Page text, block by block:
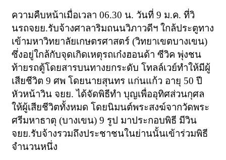
ความคืบหน้าเมื่อเวลา 06.30 น. วันที่ 9 ม.ค. ที่วิ
นรถจยย.รับจ้างศาลาริมถนนวิภาวดีฯ ใกล้ประตูทาง
เข้ามหาวิทยาลัยเกษตรศาสตร์ (วิทยาเขตบางเขน)
ซึ่งอยู่ใกล้กับจุดเกิดเหตุรถเก๋งฮอนด้า ซีวิค พุ่งชน
ท้ายรถตู้โดยสารบนทางยกระดับ โทลล์เวย์ทำให้มีผู้
เสียชีวิต 9 ศพ โดยนายสุนทร แก่นแก้ว อายุ 50 ปี
หัวหน้าวิน จยย. ได้จัดพิธีทำ บุญเพื่ออุทิศส่วนกุศล
ให้ผู้เสียชีวิตทั้งหมด โดยนิมนต์พระสงฆ์จากวัดพระ
ศรีมหาธาตุ (บางเขน) 9 รูป มาประกอบพิธี มีวิน
จยย.รับจ้างรวมถึงประชาชนในย่านนั้นเข้าร่วมพิธี
จำนวนหนึ่ง